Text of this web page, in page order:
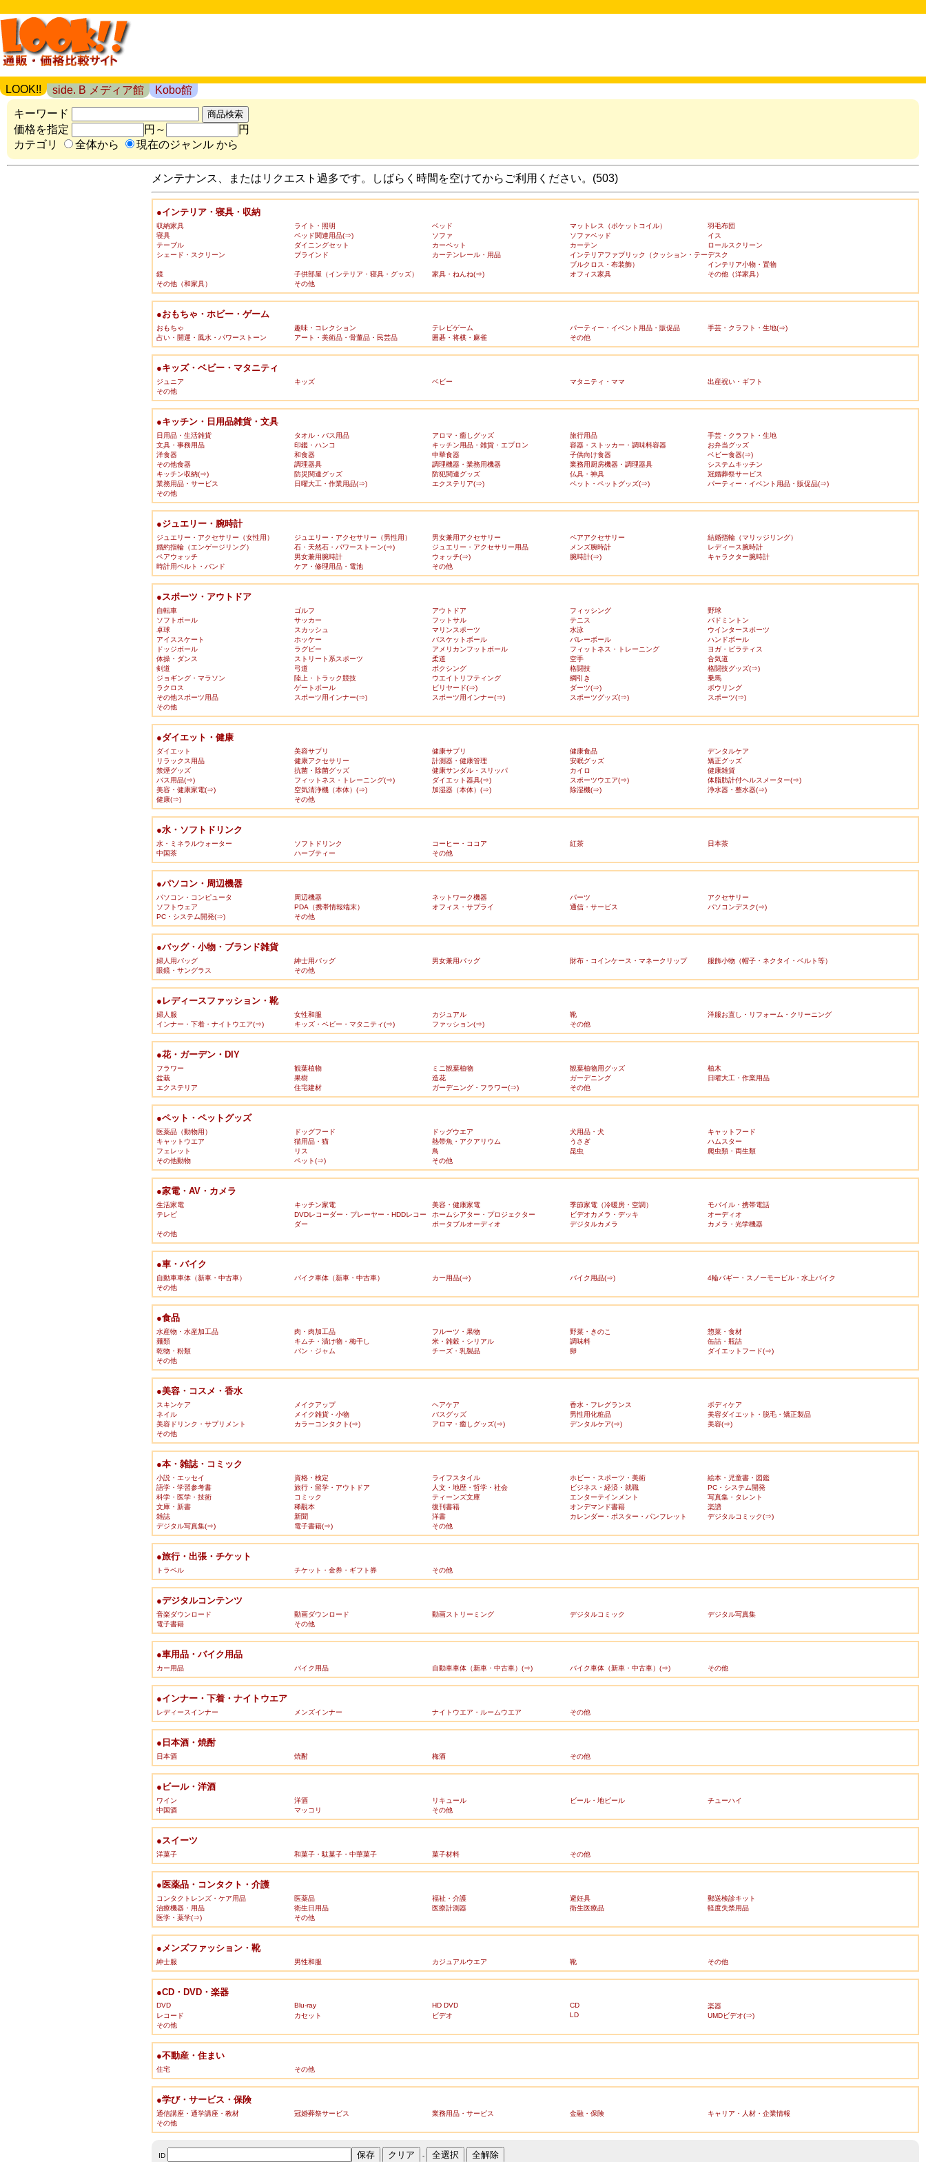
LOOK!! side. B メディア館
Kobo館
キーワード
価格を指定
円～
円
カテゴリ
全体から 現在のジャンル から
メンテナンス、またはリクエスト過多です。しばらく時間を空けてからご利用ください。(503)
●インテリア・寝具・収納
収納家具 ライト・照明 ベッド マットレス（ポケットコイル）
羽毛布団
寝具
ベッド関連用品(⇒) ソファ ソファベッド
イス
テーブル
ダイニングセット カーペット カーテン
ロールスクリーン
シェード・スクリーン
ブラインド カーテンレール・用品
インテリアファブリック（クッション・テー
ブルクロス・布装飾）
デスク
インテリア小物・置物
鏡
子供部屋（インテリア・寝具・グッズ） 家具・ねんね(⇒) オフィス家具
その他（洋家具）
その他（和家具）
その他
●おもちゃ・ホビー・ゲーム
おもちゃ 趣味・コレクション テレビゲーム パーティー・イベント用品・販促品
手芸・クラフト・生地(⇒)
占い・開運・風水・パワーストーン
アート・美術品・骨董品・民芸品 囲碁・将棋・麻雀 その他
●キッズ・ベビー・マタニティ
ジュニア キッズ ベビー マタニティ・ママ
出産祝い・ギフト
その他
●キッチン・日用品雑貨・文具
日用品・生活雑貨 タオル・バス用品 アロマ・癒しグッズ 旅行用品
手芸・クラフト・生地
文具・事務用品
印鑑・ハンコ キッチン用品・雑貨・エプロン 容器・ストッカー・調味料容器
お弁当グッズ
洋食器
和食器 中華食器 子供向け食器
ベビー食器(⇒)
その他食器
調理器具 調理機器・業務用機器 業務用厨房機器・調理器具
システムキッチン
キッチン収納(⇒)
防災関連グッズ 防犯関連グッズ 仏具・神具
冠婚葬祭サービス
業務用品・サービス
日曜大工・作業用品(⇒) エクステリア(⇒) ペット・ペットグッズ(⇒)
パーティー・イベント用品・販促品(⇒)
その他
●ジュエリー・腕時計
ジュエリー・アクセサリー（女性用） ジュエリー・アクセサリー（男性用） 男女兼用アクセサリー ペアアクセサリー
結婚指輪（マリッジリング）
婚約指輪（エンゲージリング）
石・天然石・パワーストーン(⇒) ジュエリー・アクセサリー用品 メンズ腕時計
レディース腕時計
ペアウォッチ
男女兼用腕時計 ウォッチ(⇒) 腕時計(⇒)
キャラクター腕時計
時計用ベルト・バンド
ケア・修理用品・電池 その他
●スポーツ・アウトドア
自転車 ゴルフ アウトドア フィッシング
野球
ソフトボール
サッカー フットサル テニス
バドミントン
卓球
スカッシュ マリンスポーツ 水泳
ウインタースポーツ
アイススケート
ホッケー バスケットボール バレーボール
ハンドボール
ドッジボール
ラグビー アメリカンフットボール フィットネス・トレーニング
ヨガ・ピラティス
体操・ダンス
ストリート系スポーツ 柔道 空手
合気道
剣道
弓道 ボクシング 格闘技
格闘技グッズ(⇒)
ジョギング・マラソン
陸上・トラック競技 ウエイトリフティング 綱引き
乗馬
ラクロス
ゲートボール ビリヤード(⇒) ダーツ(⇒)
ボウリング
その他スポーツ用品
スポーツ用インナー(⇒) スポーツ用インナー(⇒) スポーツグッズ(⇒)
スポーツ(⇒)
その他
●ダイエット・健康
ダイエット 美容サプリ 健康サプリ 健康食品
デンタルケア
リラックス用品
健康アクセサリー 計測器・健康管理 安眠グッズ
矯正グッズ
禁煙グッズ
抗菌・除菌グッズ 健康サンダル・スリッパ カイロ
健康雑貨
バス用品(⇒)
フィットネス・トレーニング(⇒) ダイエット器具(⇒) スポーツウエア(⇒)
体脂肪計付ヘルスメーター(⇒)
美容・健康家電(⇒)
空気清浄機（本体）(⇒) 加湿器（本体）(⇒) 除湿機(⇒)
浄水器・整水器(⇒)
健康(⇒)
その他
●水・ソフトドリンク
水・ミネラルウォーター ソフトドリンク コーヒー・ココア 紅茶
日本茶
中国茶
ハーブティー その他
●パソコン・周辺機器
パソコン・コンピュータ 周辺機器 ネットワーク機器 パーツ
アクセサリー
ソフトウェア
PDA（携帯情報端末） オフィス・サプライ 通信・サービス
パソコンデスク(⇒)
PC・システム開発(⇒)
その他
●バッグ・小物・ブランド雑貨
婦人用バッグ 紳士用バッグ 男女兼用バッグ 財布・コインケース・マネークリップ
服飾小物（帽子・ネクタイ・ベルト等）
眼鏡・サングラス
その他
●レディースファッション・靴
婦人服 女性和服 カジュアル 靴
洋服お直し・リフォーム・クリーニング
インナー・下着・ナイトウエア(⇒)
キッズ・ベビー・マタニティ(⇒) ファッション(⇒) その他
●花・ガーデン・DIY
フラワー 観葉植物 ミニ観葉植物 観葉植物用グッズ
植木
盆栽
果樹 造花 ガーデニング
日曜大工・作業用品
エクステリア
住宅建材 ガーデニング・フラワー(⇒) その他
●ペット・ペットグッズ
医薬品（動物用） ドッグフード ドッグウエア 犬用品・犬
キャットフード
キャットウエア
猫用品・猫 熱帯魚・アクアリウム うさぎ
ハムスター
フェレット
リス 鳥 昆虫
爬虫類・両生類
その他動物
ペット(⇒) その他
●家電・AV・カメラ
生活家電 キッチン家電 美容・健康家電 季節家電（冷暖房・空調）
モバイル・携帯電話
テレビ
DVDレコーダー・プレーヤー・HDDレコー
ダー
ホームシアター・プロジェクター ビデオカメラ・デッキ
オーディオ
ポータブルオーディオ
デジタルカメラ
カメラ・光学機器
その他
●車・バイク
自動車車体（新車・中古車） バイク車体（新車・中古車） カー用品(⇒) バイク用品(⇒)
4輪バギー・スノーモービル・水上バイク
その他
●食品
水産物・水産加工品 肉・肉加工品 フルーツ・果物 野菜・きのこ
惣菜・食材
麺類
キムチ・漬け物・梅干し 米・雑穀・シリアル 調味料
缶詰・瓶詰
乾物・粉類
パン・ジャム チーズ・乳製品 卵
ダイエットフード(⇒)
その他
●美容・コスメ・香水
スキンケア メイクアップ ヘアケア 香水・フレグランス
ボディケア
ネイル
メイク雑貨・小物 バスグッズ 男性用化粧品
美容ダイエット・脱毛・矯正製品
美容ドリンク・サプリメント
カラーコンタクト(⇒) アロマ・癒しグッズ(⇒) デンタルケア(⇒)
美容(⇒)
その他
●本・雑誌・コミック
小説・エッセイ 資格・検定 ライフスタイル ホビー・スポーツ・美術
絵本・児童書・図鑑
語学・学習参考書
旅行・留学・アウトドア 人文・地歴・哲学・社会 ビジネス・経済・就職
PC・システム開発
科学・医学・技術
コミック ティーンズ文庫 エンターテインメント
写真集・タレント
文庫・新書
稀覯本 復刊書籍 オンデマンド書籍
楽譜
雑誌
新聞 洋書 カレンダー・ポスター・パンフレット
デジタルコミック(⇒)
デジタル写真集(⇒)
電子書籍(⇒) その他
●旅行・出張・チケット
トラベル チケット・金券・ギフト券 その他
●デジタルコンテンツ
音楽ダウンロード 動画ダウンロード 動画ストリーミング デジタルコミック
デジタル写真集
電子書籍
その他
●車用品・バイク用品
カー用品 バイク用品 自動車車体（新車・中古車）(⇒) バイク車体（新車・中古車）(⇒) その他
●インナー・下着・ナイトウエア
レディースインナー メンズインナー ナイトウエア・ルームウエア その他
●日本酒・焼酎
日本酒 焼酎 梅酒 その他
●ビール・洋酒
ワイン 洋酒 リキュール ビール・地ビール
チューハイ
中国酒
マッコリ その他
●スイーツ
洋菓子 和菓子・駄菓子・中華菓子 菓子材料 その他
●医薬品・コンタクト・介護
コンタクトレンズ・ケア用品 医薬品 福祉・介護 避妊具
郵送検診キット
治療機器・用品
衛生日用品 医療計測器 衛生医療品
軽度失禁用品
医学・薬学(⇒)
その他
●メンズファッション・靴
紳士服 男性和服 カジュアルウエア 靴 その他
●CD・DVD・楽器
DVD Blu-ray HD DVD CD
楽器
レコード
カセット ビデオ LD
UMDビデオ(⇒)
その他
●不動産・住まい
住宅 その他
●学び・サービス・保険
通信講座・通学講座・教材 冠婚葬祭サービス 業務用品・サービス 金融・保険
キャリア・人材・企業情報
その他
ID -